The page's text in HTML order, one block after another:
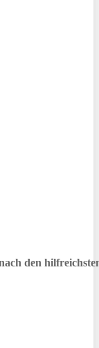
den